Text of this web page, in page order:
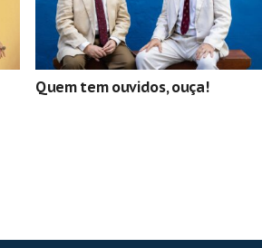
Quem tem ouvidos, ouça!